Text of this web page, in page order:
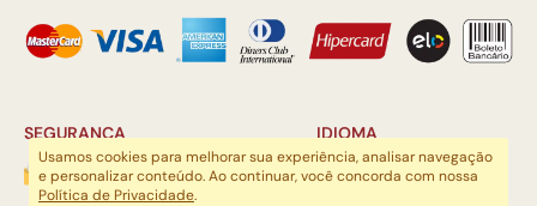
SEGURANÇA IDIOMA
Usamos cookies para melhorar sua experiência, analisar navegação
e personalizar conteúdo. Ao continuar, você concorda com nossa
Política de Privacidade.